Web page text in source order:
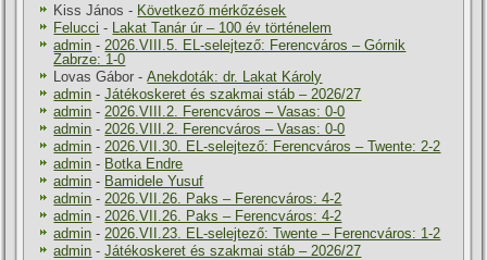
Kiss János - Következő mérkőzések
Felucci - Lakat Tanár úr – 100 év történelem
admin - 2026.VIII.5. EL-selejtező: Ferencváros – Górnik
Zabrze: 1-0
Lovas Gábor -Anekdoták: dr. Lakat Károly
admin -Játékoskeret és szakmai stáb – 2026/27
admin - 2026.VIII.2. Ferencváros – Vasas: 0-0
admin - 2026.VIII.2. Ferencváros – Vasas: 0-0
admin - 2026.VII.30. EL-selejtező: Ferencváros – Twente: 2-2
admin - Botka Endre
admin - Bamidele Yusuf
admin - 2026.VII.26. Paks – Ferencváros: 4-2
admin - 2026.VII.26. Paks – Ferencváros: 4-2
admin - 2026.VII.23. EL-selejtező: Twente – Ferencváros: 1-2
admin -Játékoskeret és szakmai stáb – 2026/27